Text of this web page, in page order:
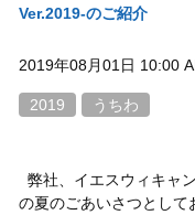
Ver.2019-のご紹介
2019年08月01日 10:00
2019 うちわ
弊社、イエスウィキャ
の夏のごあいさつとして